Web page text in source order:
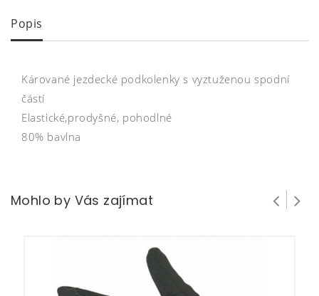
Popis
Kárované jezdecké podkolenky s vyztuženou spodní
částí
Elastické,prodyšné, pohodlné
80% bavlna
Mohlo by Vás zajímat